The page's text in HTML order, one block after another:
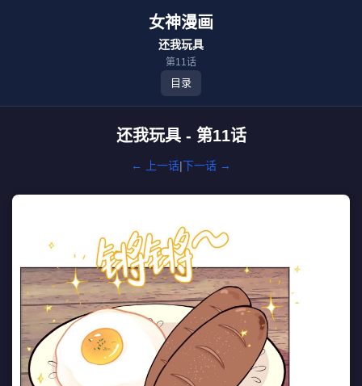
女神漫画
还我玩具
第11话
目录
还我玩具 - 第11话
← 上一话|下一话 →